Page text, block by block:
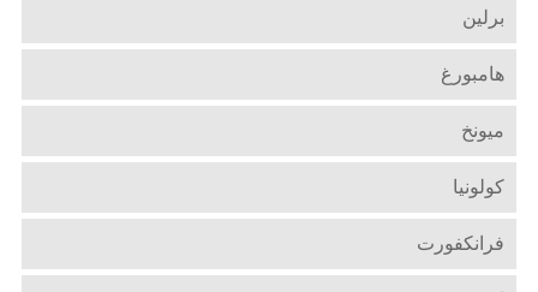
برلين
هامبورغ
ميونخ
كولونيا
فرانكفورت